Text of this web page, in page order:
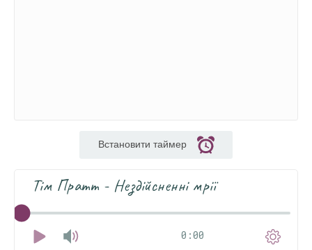
Встановити таймер
Тім Пратт - Нездійсненні мрії
0:00